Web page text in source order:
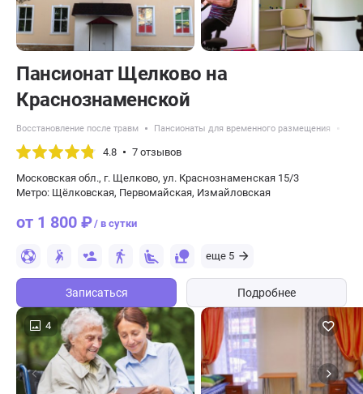
Пансионат Щелково на
Краснознаменской
Восстановление после травм Пансионаты для временного размещения
4.8 7 отзывов
Московская обл., г. Щелково, ул. Краснознаменская 15/3
Метро: Щёлковская, Первомайская, Измайловская
от 1 800 ₽/ в сутки
еще 5
Записаться Подробнее
4